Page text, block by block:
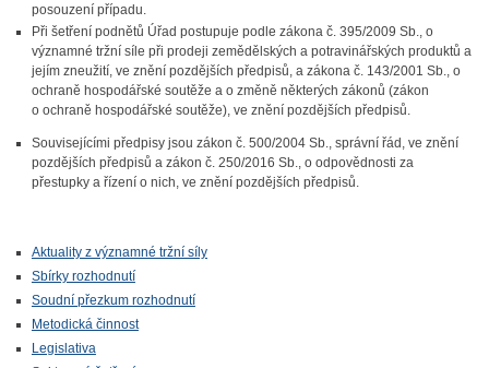
posouzení případu.
Při šetření podnětů Úřad postupuje podle zákona č. 395/2009 Sb., o
významné tržní síle při prodeji zemědělských a potravinářských produktů a
jejím zneužití, ve znění pozdějších předpisů, a zákona č. 143/2001 Sb., o
ochraně hospodářské soutěže a o změně některých zákonů (zákon
o ochraně hospodářské soutěže), ve znění pozdějších předpisů.
Souvisejícími předpisy jsou zákon č. 500/2004 Sb., správní řád, ve znění
pozdějších předpisů a zákon č. 250/2016 Sb., o odpovědnosti za
přestupky a řízení o nich, ve znění pozdějších předpisů.
Aktuality z významné tržní síly
Sbírky rozhodnutí
Soudní přezkum rozhodnutí
Metodická činnost
Legislativa